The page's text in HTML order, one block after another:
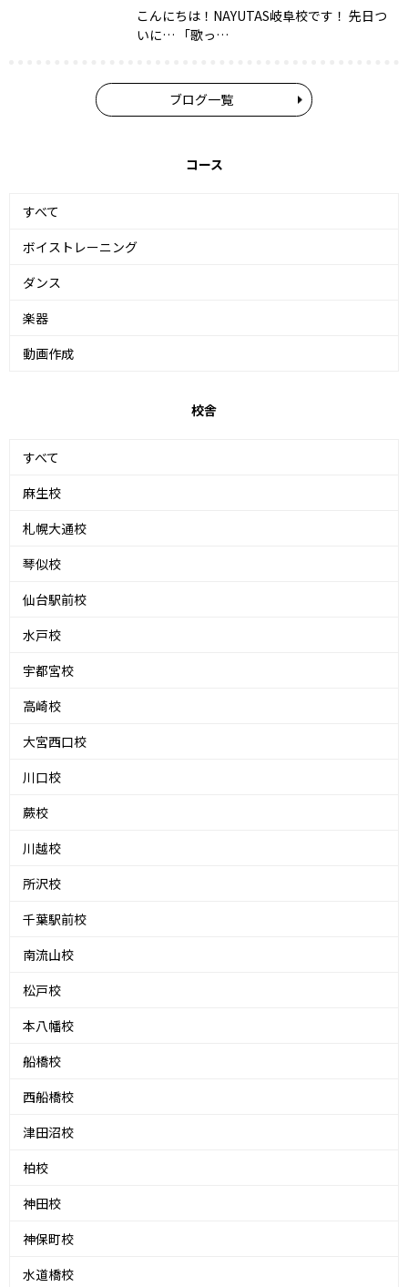
こんにちは！NAYUTAS岐阜校です！ 先日つ
いに… 「歌っ…
ブログ一覧
コース
すべて
ボイストレーニング
ダンス
楽器
動画作成
校舎
すべて
麻生校
札幌大通校
琴似校
仙台駅前校
水戸校
宇都宮校
高崎校
大宮西口校
川口校
蕨校
川越校
所沢校
千葉駅前校
南流山校
松戸校
本八幡校
船橋校
西船橋校
津田沼校
柏校
神田校
神保町校
水道橋校